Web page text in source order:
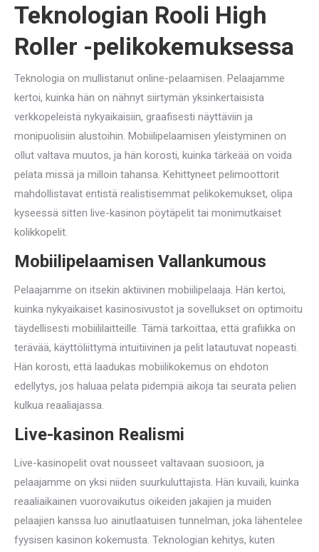
Teknologian Rooli High
Roller -pelikokemuksessa
Teknologia on mullistanut online-pelaamisen. Pelaajamme
kertoi, kuinka hän on nähnyt siirtymän yksinkertaisista
verkkopeleistä nykyaikaisiin, graafisesti näyttäviin ja
monipuolisiin alustoihin. Mobiilipelaamisen yleistyminen on
ollut valtava muutos, ja hän korosti, kuinka tärkeää on voida
pelata missä ja milloin tahansa. Kehittyneet pelimoottorit
mahdollistavat entistä realistisemmat pelikokemukset, olipa
kyseessä sitten live-kasinon pöytäpelit tai monimutkaiset
kolikkopelit.
Mobiilipelaamisen Vallankumous
Pelaajamme on itsekin aktiivinen mobiilipelaaja. Hän kertoi,
kuinka nykyaikaiset kasinosivustot ja sovellukset on optimoitu
täydellisesti mobiililaitteille. Tämä tarkoittaa, että grafiikka on
terävää, käyttöliittymä intuitiivinen ja pelit latautuvat nopeasti.
Hän korosti, että laadukas mobiilikokemus on ehdoton
edellytys, jos haluaa pelata pidempiä aikoja tai seurata pelien
kulkua reaaliajassa.
Live-kasinon Realismi
Live-kasinopelit ovat nousseet valtavaan suosioon, ja
pelaajamme on yksi niiden suurkuluttajista. Hän kuvaili, kuinka
reaaliaikainen vuorovaikutus oikeiden jakajien ja muiden
pelaajien kanssa luo ainutlaatuisen tunnelman, joka lähentelee
fyysisen kasinon kokemusta. Teknologian kehitys, kuten